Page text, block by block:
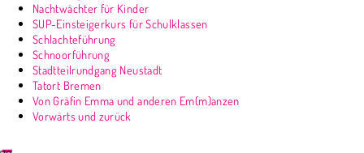
Nachtwächter für Kinder
SUP-Einsteigerkurs für Schulklassen
Schlachteführung
Schnoorführung
Stadtteilrundgang Neustadt
Tatort Bremen
Von Gräfin Emma und anderen Em(m)anzen
Vorwärts und zurück